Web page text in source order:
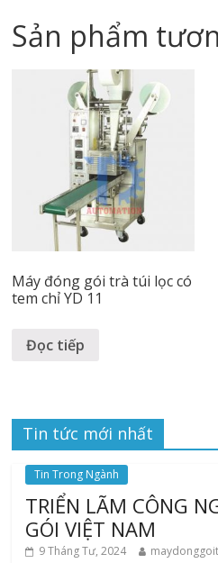
Sản phẩm
Máy đóng gói trà túi lọc có
tem chỉ YD 11
Đọc tiếp
Tin tức mới nhất
Tin Trong Ngành
TRIỂN LÃM CÔNG
GÓI VIỆT NAM
9 Tháng Tư, 2024